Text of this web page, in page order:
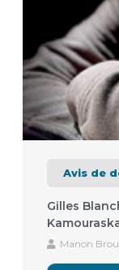
Avis de
Gilles
Manon